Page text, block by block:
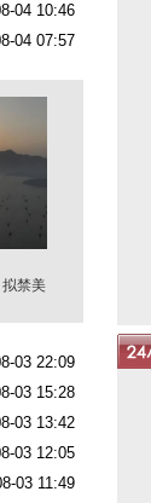
04 10:46
04 07:57
禁美
03 22:09
03 15:28
03 13:42
03 12:05
03 11:49